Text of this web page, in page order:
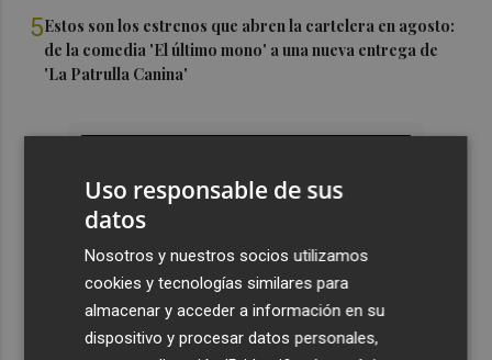
5Estos son los estrenos que abren la cartelera en agosto:
de la comedia 'El último mono' a una nueva entrega de
'La Patrulla Canina'
Uso responsable de sus
datos
Nosotros y nuestros socios utilizamos
cookies y tecnologías similares para
almacenar y acceder a información en su
dispositivo y procesar datos personales,